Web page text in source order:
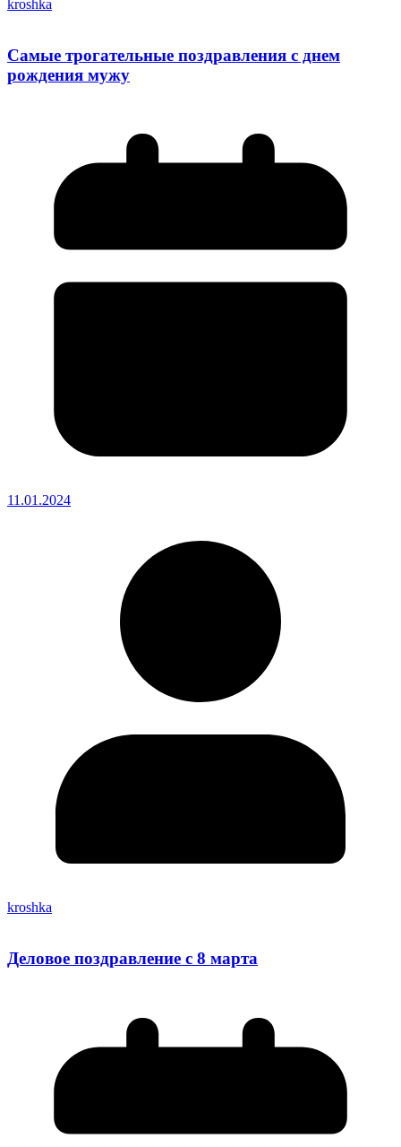
kroshka
Самые трогательные поздравления с днем
рождения мужу
11.01.2024
kroshka
Деловое поздравление с 8 марта